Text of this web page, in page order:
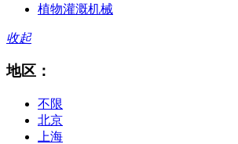
植物灌溉机械
收起
地区：
不限
北京
上海